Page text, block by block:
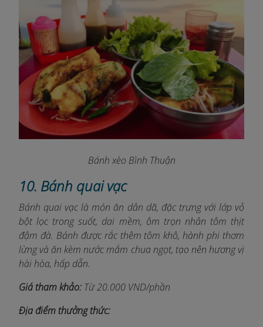
Bánh xèo Bình Thuận
10. Bánh quai vạc
Bánh quai vạc là món ăn dân dã, đặc trưng với lớp vỏ
bột lọc trong suốt, dai mềm, ôm trọn nhân tôm thịt
đậm đà. Bánh được rắc thêm tôm khô, hành phi thơm
lừng và ăn kèm nước mắm chua ngọt, tạo nên hương vị
hài hòa, hấp dẫn.
Giá tham khảo: Từ 20.000 VND/phần
Địa điểm thưởng thức: